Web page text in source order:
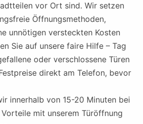
vor Ort sind. Wir setzen
Öffnungsmethoden,
unnötigen versteckten Kosten
Sie auf unsere faire Hilfe – Tag
oder verschlossene Türen
direkt am Telefon, bevor
innerhalb von 15-20 Minuten bei
mit unserem Türöffnung